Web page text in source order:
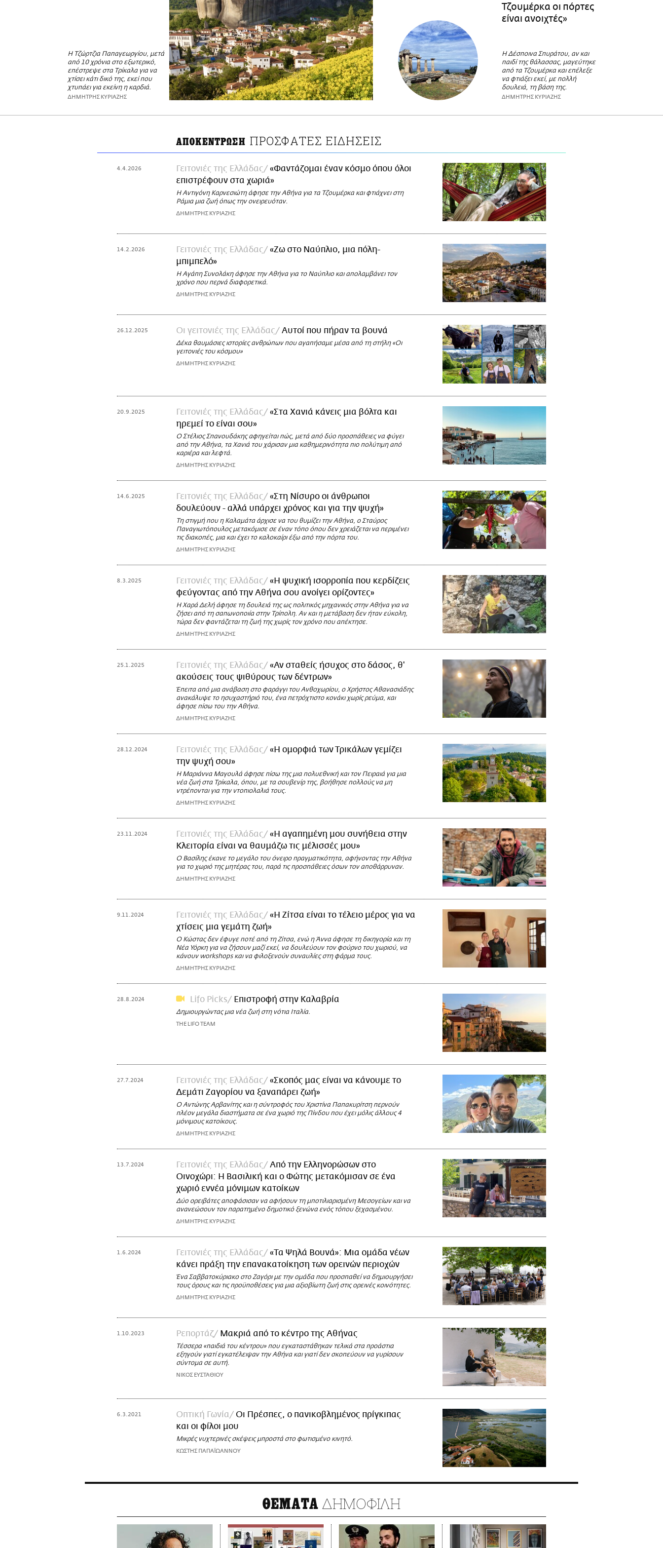
Η Τζώρτζια Παπαγεωργίου, μετά
από 10 χρόνια στο εξωτερικό,
επέστρεψε στα Τρίκαλα για να
χτίσει κάτι δικό της, εκεί που
χτυπάει για εκείνη η καρδιά.
ΔΗΜΗΤΡΗΣ ΚΥΡΙΑΖΗΣ
Τζουμέρκα οι πόρτες
είναι ανοιχτές»
Η Δέσποινα Σπυράτου, αν και
παιδί της θάλασσας, μαγεύτηκε
από τα Τζουμέρκα και επέλεξε
να φτιάξει εκεί, με πολλή
δουλειά, τη βάση της.
ΔΗΜΗΤΡΗΣ ΚΥΡΙΑΖΗΣ
ΑΠΟΚΕΝΤΡΩΣΗ ΠΡΟΣΦΑΤΕΣ ΕΙΔΗΣΕΙΣ
4.4.2026 Γειτονιές της Ελλάδας
«Φαντάζομαι έναν κόσμο όπου όλοι
επιστρέφουν στα χωριά»
Η Αντιγόνη Καρνεσιώτη άφησε την Αθήνα για τα Τζουμέρκα και φτιάχνει στη
Ράμια μια ζωή όπως την ονειρευόταν.
ΔΗΜΗΤΡΗΣ ΚΥΡΙΑΖΗΣ
14.2.2026 Γειτονιές της Ελλάδας
«Ζω στο Ναύπλιο, μια πόλη-
μπιμπελό»
Η Αγάπη Συνολάκη άφησε την Αθήνα για το Ναύπλιο και απολαμβάνει τον
χρόνο που περνά διαφορετικά.
ΔΗΜΗΤΡΗΣ ΚΥΡΙΑΖΗΣ
26.12.2025 Οι γειτονιές της Ελλάδας Αυτοί που πήραν τα βουνά
Δέκα θαυμάσιες ιστορίες ανθρώπων που αγαπήσαμε μέσα από τη στήλη «Οι
γειτονιές του κόσμου»
ΔΗΜΗΤΡΗΣ ΚΥΡΙΑΖΗΣ
20.9.2025 Γειτονιές της Ελλάδας
«Στα Χανιά κάνεις μια βόλτα και
ηρεμεί το είναι σου»
Ο Στέλιος Σπανουδάκης αφηγείται πώς, μετά από δύο προσπάθειες να φύγει
από την Αθήνα, τα Χανιά του χάρισαν μια καθημερινότητα πιο πολύτιμη από
καριέρα και λεφτά.
ΔΗΜΗΤΡΗΣ ΚΥΡΙΑΖΗΣ
14.6.2025 Γειτονιές της Ελλάδας
«Στη Νίσυρο οι άνθρωποι
δουλεύουν - αλλά υπάρχει χρόνος και για την ψυχή»
Τη στιγμή που η Καλαμάτα άρχισε να του θυμίζει την Αθήνα, ο Σταύρος
Παναγιωτόπουλος μετακόμισε σε έναν τόπο όπου δεν χρειάζεται να περιμένει
τις διακοπές, μια και έχει το καλοκαίρι έξω από την πόρτα του.
ΔΗΜΗΤΡΗΣ ΚΥΡΙΑΖΗΣ
8.3.2025 Γειτονιές της Ελλάδας
«Η ψυχική ισορροπία που κερδίζεις
φεύγοντας από την Αθήνα σου ανοίγει ορίζοντες»
Η Χαρά Δελή άφησε τη δουλειά της ως πολιτικός μηχανικός στην Αθήνα για να
ζήσει από τη σαπωνοποιία στην Τρίπολη. Αν και η μετάβαση δεν ήταν εύκολη,
τώρα δεν φαντάζεται τη ζωή της χωρίς τον χρόνο που απέκτησε.
ΔΗΜΗΤΡΗΣ ΚΥΡΙΑΖΗΣ
25.1.2025 Γειτονιές της Ελλάδας
«Αν σταθείς ήσυχος στο δάσος, θ'
ακούσεις τους ψιθύρους των δέντρων»
Έπειτα από μια ανάβαση στο φαράγγι του Ανθοχωρίου, ο Χρήστος Αθανασιάδης
ανακάλυψε το ησυχαστήριό του, ένα πετρόχτιστο κονάκι χωρίς ρεύμα, και
άφησε πίσω του την Αθήνα.
ΔΗΜΗΤΡΗΣ ΚΥΡΙΑΖΗΣ
28.12.2024 Γειτονιές της Ελλάδας
«Η ομορφιά των Τρικάλων γεμίζει
την ψυχή σου»
Η Μαριάννα Μαγουλά άφησε πίσω της μια πολυεθνική και τον Πειραιά για μια
νέα ζωή στα Τρίκαλα, όπου, με τα σουβενίρ της, βοήθησε πολλούς να μη
ντρέπονται για την ντοπιολαλιά τους.
ΔΗΜΗΤΡΗΣ ΚΥΡΙΑΖΗΣ
23.11.2024 Γειτονιές της Ελλάδας
«Η αγαπημένη μου συνήθεια στην
Κλειτορία είναι να θαυμάζω τις μέλισσές μου»
Ο Βασίλης έκανε το μεγάλο του όνειρο πραγματικότητα, αφήνοντας την Αθήνα
για το χωριό της μητέρας του, παρά τις προσπάθειες όσων τον αποθάρρυναν.
ΔΗΜΗΤΡΗΣ ΚΥΡΙΑΖΗΣ
9.11.2024 Γειτονιές της Ελλάδας
«Η Ζίτσα είναι το τέλειο μέρος για να
χτίσεις μια γεμάτη ζωή»
Ο Κώστας δεν έφυγε ποτέ από τη Ζίτσα, ενώ η Άννα άφησε τη δικηγορία και τη
Νέα Υόρκη για να ζήσουν μαζί εκεί, να δουλεύουν τον φούρνο του χωριού, να
κάνουν workshops και να φιλοξενούν συναυλίες στη φάρμα τους.
ΔΗΜΗΤΡΗΣ ΚΥΡΙΑΖΗΣ
28.8.2024 Lifo Picks Επιστροφή στην Καλαβρία
Δημιουργώντας μια νέα ζωή στη νότια Ιταλία.
THE LIFO TEAM
27.7.2024 Γειτονιές της Ελλάδας
«Σκοπός μας είναι να κάνουμε το
Δεμάτι Ζαγορίου να ξαναπάρει ζωή»
Ο Αντώνης Αρβανίτης και η σύντροφός του Χριστίνα Παπακυρίτση περνούν
πλέον μεγάλα διαστήματα σε ένα χωριό της Πίνδου που έχει μόλις άλλους 4
μόνιμους κατοίκους.
ΔΗΜΗΤΡΗΣ ΚΥΡΙΑΖΗΣ
13.7.2024 Γειτονιές της Ελλάδας
Από την Ελληνορώσων στο
Οινοχώρι: Η Βασιλική και ο Φώτης μετακόμισαν σε ένα
χωριό εννέα μόνιμων κατοίκων
Δύο ορειβάτες αποφάσισαν να αφήσουν τη μποτιλιαρισμένη Μεσογείων και να
ανανεώσουν τον παρατημένο δημοτικό ξενώνα ενός τόπου ξεχασμένου.
ΔΗΜΗΤΡΗΣ ΚΥΡΙΑΖΗΣ
1.6.2024 Γειτονιές της Ελλάδας
«Τα Ψηλά Βουνά»: Μια ομάδα νέων
κάνει πράξη την επανακατοίκηση των ορεινών περιοχών
Ένα Σαββατοκύριακο στο Ζαγόρι με την ομάδα που προσπαθεί να δημιουργήσει
τους όρους και τις προϋποθέσεις για μια αξιοβίωτη ζωή στις ορεινές κοινότητες.
ΔΗΜΗΤΡΗΣ ΚΥΡΙΑΖΗΣ
1.10.2023 Ρεπορτάζ Μακριά από το κέντρο της Αθήνας
Τέσσερα «παιδιά του κέντρου» που εγκαταστάθηκαν τελικά στα προάστια
εξηγούν γιατί εγκατέλειψαν την Αθήνα και γιατί δεν σκοπεύουν να γυρίσουν
σύντομα σε αυτή.
ΝΙΚΟΣ ΕΥΣΤΑΘΙΟΥ
6.3.2021 Οπτική Γωνία
Οι Πρέσπες, ο πανικοβλημένος πρίγκιπας
και οι φίλοι μου
Μικρές νυχτερινές σκέψεις μπροστά στο φωτισμένο κινητό.
ΚΩΣΤΗΣ ΠΑΠΑΪΩΑΝΝΟΥ
ΘΕΜΑΤΑ ΔΗΜΟΦΙΛΗ